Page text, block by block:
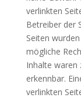
verlinkten
Betreiber der
Seiten
mögliche
Inhalte waren
erkennbar.
verlinkten